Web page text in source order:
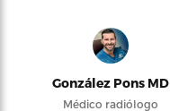
González Pons MD
Médico radiólogo